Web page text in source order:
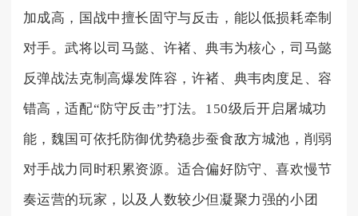
加成高，国战中擅长固守与反击，能以低损耗牵制
对手。武将以司马懿、许褚、典韦为核心，司马懿
反弹战法克制高爆发阵容，许褚、典韦肉度足、容
错高，适配“防守反击”打法。150级后开启屠城功
能，魏国可依托防御优势稳步蚕食敌方城池，削弱
对手战力同时积累资源。适合偏好防守、喜欢慢节
奏运营的玩家，以及人数较少但凝聚力强的小团